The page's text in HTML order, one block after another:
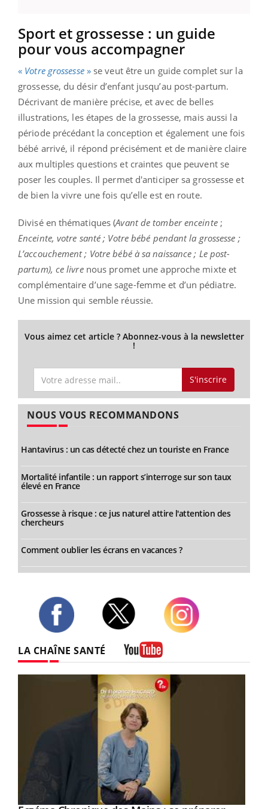
Sport et grossesse : un guide
pour vous accompagner
« Votre grossesse»se veut être un guide complet sur la
grossesse, du désir d’enfant jusqu’au post-partum.
Décrivant de manière précise, et avec de belles
illustrations, les étapes de la grossesse, mais aussi la
période précédant la conception et également une fois
bébé arrivé, il répond précisément et de manière claire
aux multiples questions et craintes que peuvent se
poser les couples. Il permet d'anticiper sa grossesse et
de bien la vivre une fois qu’elle est en route.
Divisé en thématiques (Avant de tomber enceinte;
Enceinte, votre santé ; Votre bébé pendant la grossesse ;
L’accouchement ; Votre bébé à sa naissance ; Le post-
partum), ce livrenous promet une approche mixte et
complémentaire d’une sage-femme et d’un pédiatre.
Une mission qui semble réussie.
Vous aimez cet article ? Abonnez-vous à la newsletter
!
S'inscrire
NOUS VOUS RECOMMANDONS
Hantavirus : un cas détecté chez un touriste en France
Mortalité infantile : un rapport s’interroge sur son taux
élevé en France
Grossesse à risque : ce jus naturel attire l'attention des
chercheurs
Comment oublier les écrans en vacances ?
LA CHAÎNE SANTÉ